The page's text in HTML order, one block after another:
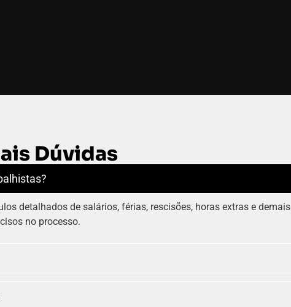
Dúvidas
detalhados de salários, férias, rescisões, horas extras e demais
no processo.